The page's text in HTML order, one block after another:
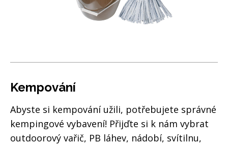
Kempování
Abyste si kempování užili, potřebujete správné
kempingové vybavení! Přijďte si k nám vybrat
outdoorový vařič, PB láhev, nádobí, svítilnu,